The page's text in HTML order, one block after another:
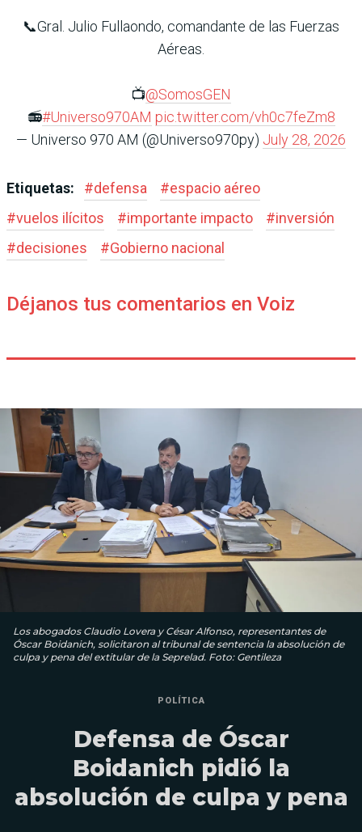
📞Gral. Julio Fullaondo, comandante de las Fuerzas
Aéreas.
📺@SomosGEN
📻#Universo970AM pic.twitter.com/vh0c7feZm8
— Universo 970 AM (@Universo970py) July 28, 2026
Etiquetas: #defensa #espacio aéreo
#vuelos ilícitos #importante impacto #inversión
#decisiones #Gobierno nacional
Déjanos tus comentarios en Voiz
Los abogados Claudio Lovera y César Alfonso, representantes de
Óscar Boidanich, solicitaron al tribunal de sentencia la absolución de
culpa y pena del extitular de la Seprelad. Foto: Gentileza
POLÍTICA
Defensa de Óscar
Boidanich pidió la
absolución de culpa y pena